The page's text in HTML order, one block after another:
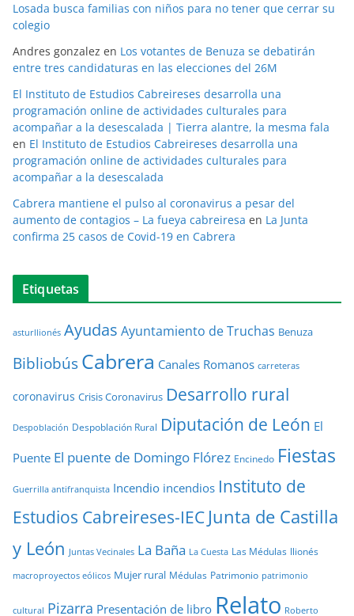
Losada busca familias con niños para no tener que cerrar su
colegio
Andres gonzalez en Los votantes de Benuza se debatirán
entre tres candidaturas en las elecciones del 26M
El Instituto de Estudios Cabreireses desarrolla una
programación online de actividades culturales para
acompañar a la desescalada | Tierra alantre, la mesma fala
en El Instituto de Estudios Cabreireses desarrolla una
programación online de actividades culturales para
acompañar a la desescalada
Cabrera mantiene el pulso al coronavirus a pesar del
aumento de contagios – La fueya cabreiresa en La Junta
confirma 25 casos de Covid-19 en Cabrera
Etiquetas
asturllionés Ayudas Ayuntamiento de Truchas Benuza
BibliobúsCabrera Canales Romanos carreteras
coronavirus Crisis Coronavirus Desarrollo rural
Despoblación Despoblación Rural Diputación de León El
Puente El puente de Domingo Flórez Encinedo Fiestas
Guerrilla antifranquista Incendio incendios Instituto de
Estudios Cabreireses-IEC Junta de Castilla
y León Juntas Vecinales La Baña La Cuesta Las Médulas llionés
macroproyectos eólicos Mujer rural Médulas Patrimonio patrimonio
cultural Pizarra Presentación de libro Relato Roberto